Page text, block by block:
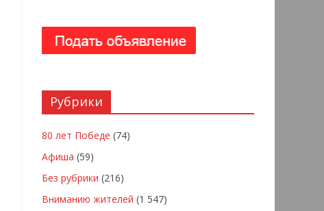
Рубрики
80 лет Победе (74)
Афиша (59)
Без рубрики (216)
Вниманию жителей (1 547)